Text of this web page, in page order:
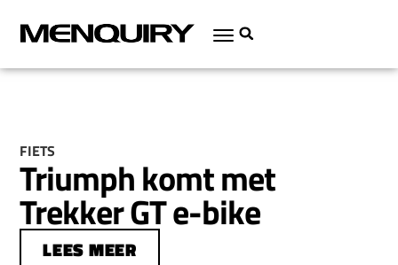
FIETS
Triumph komt met
Trekker GT e-bike
LEES MEER